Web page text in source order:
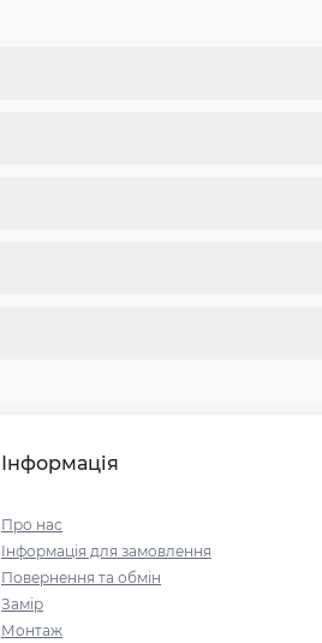
Інформація
Про нас
Інформація для замовлення
Повернення та обмін
Замір
Монтаж